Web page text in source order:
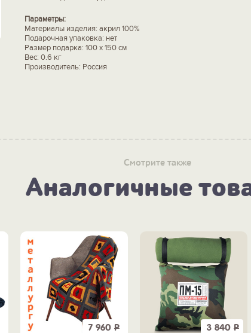
Параметры:
Материалы изделия: акрил 100%
Подарочная упаковка: нет
Размер подарка: 100 х 150 см
Вес: 0.6 кг
Производитель: Россия
Смотрите также
Аналогичные
7 960 Р 3 840 Р